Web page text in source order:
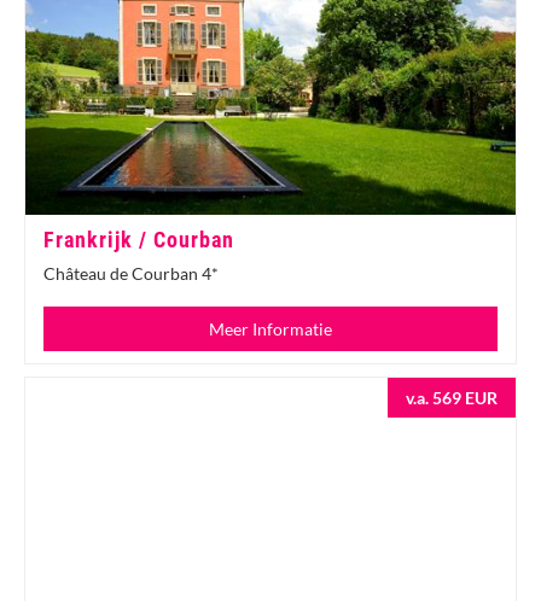
Frankrijk / Courban
Château de Courban 4*
Meer Informatie
v.a. 569 EUR